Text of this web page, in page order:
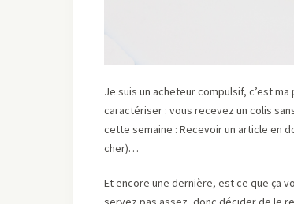
Je suis un acheteur compulsif, c’est
caractériser : vous recevez un colis
cette semaine : Recevoir un article en
cher)…
Et encore une dernière, est ce que ça